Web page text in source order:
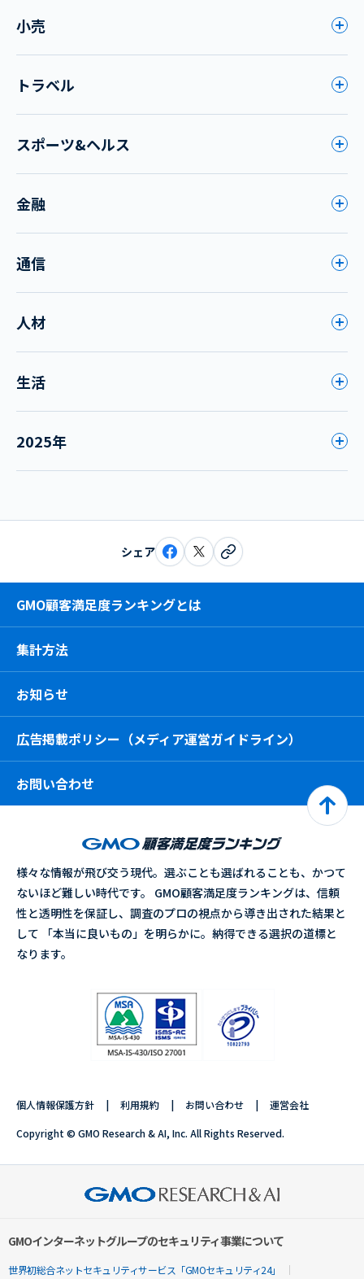
小売
トラベル
スポーツ&ヘルス
金融
通信
人材
生活
2025年
シェア
GMO顧客満足度ランキングとは
集計方法
お知らせ
広告掲載ポリシー（メディア運営ガイドライン）
お問い合わせ
様々な情報が飛び交う現代。選ぶことも選ばれることも、かつて
ないほど難しい時代です。 GMO顧客満足度ランキングは、信頼
性と透明性を保証し、調査のプロの視点から導き出された結果と
して 「本当に良いもの」を明らかに。納得できる選択の道標と
なります。
個人情報保護方針 利用規約 お問い合わせ 運営会社
Copyright © GMO Research & AI, Inc. All Rights Reserved.
GMOインターネットグループのセキュリティ事業について
世界初総合ネットセキュリティサービス「GMOセキュリティ24」